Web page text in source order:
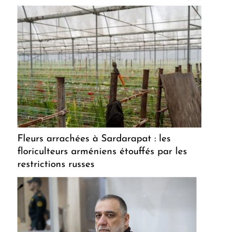
Fleurs arrachées à Sardarapat : les
floriculteurs arméniens étouffés par les
restrictions russes